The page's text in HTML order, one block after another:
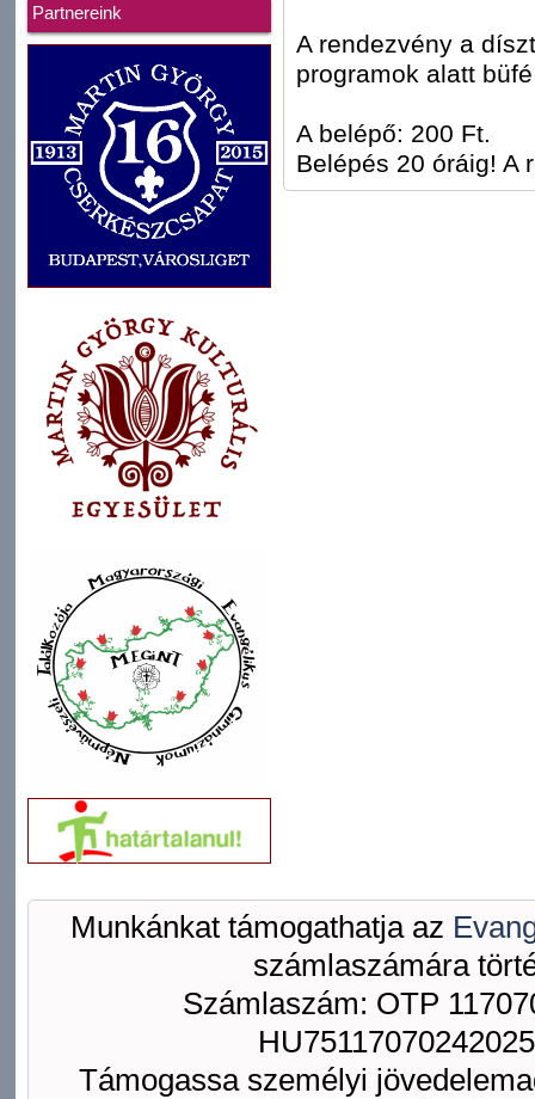
Partnereink
A rendezvény a
programok alatt
A belépő: 200 Ft.
Belépés 20 óráig! A
Munkánkat támogathatja az
számlaszámára
Számlaszám: OTP
Támogassa személyi